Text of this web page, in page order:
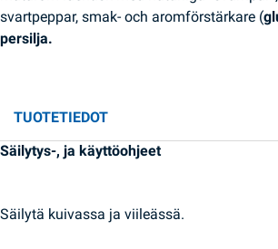
svartpeppar, smak- och aromförstärkare (
persilja.
TUOTETIEDOT
Säilytys-, ja käyttöohjeet
Säilytä kuivassa ja viileässä.